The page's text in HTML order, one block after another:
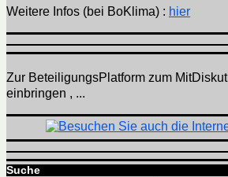
Weitere Infos (bei BoKlima) : hier
Zur BeteiligungsPlatform zum
einbringen , ...
Suche